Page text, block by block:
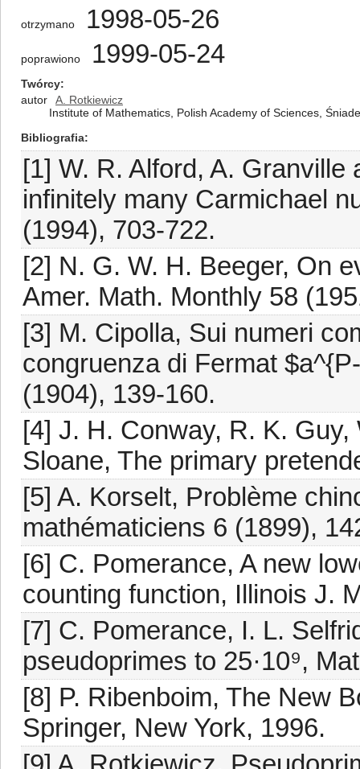
otrzymano 1998-05-26
poprawiono 1999-05-24
Twórcy
autor
A. Rotkiewicz
Institute of Mathematics, Polish Academy of Sciences,
Bibliografia
[1] W. R. Alford, A.
infinitely many Carmichael
(1994), 703-722.
[2] N. G. W. H. Beeger, On
Amer. Math. Monthly 58
[3] M. Cipolla, Sui numeri
congruenza di Fermat
(1904), 139-160.
[4] J. H. Conway, R. K.
Sloane, The primary
[5] A. Korselt, Problème
mathématiciens 6 (1899),
[6] C. Pomerance, A new
counting function, Illinois J.
[7] C. Pomerance, I. L.
pseudoprimes to 25·10⁹,
[8] P. Ribenboim, The New
Springer, New York, 1996.